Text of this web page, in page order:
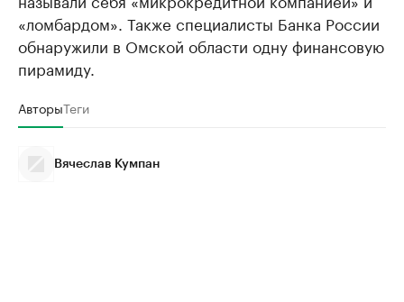
«ломбардом». Также специалисты Банка России
обнаружили в Омской области одну финансовую
пирамиду.
АвторыТеги
Вячеслав Кумпан